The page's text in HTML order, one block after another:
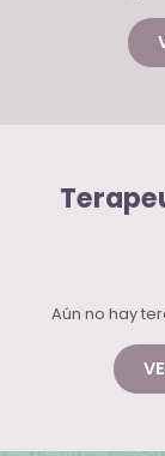
Aún no hay